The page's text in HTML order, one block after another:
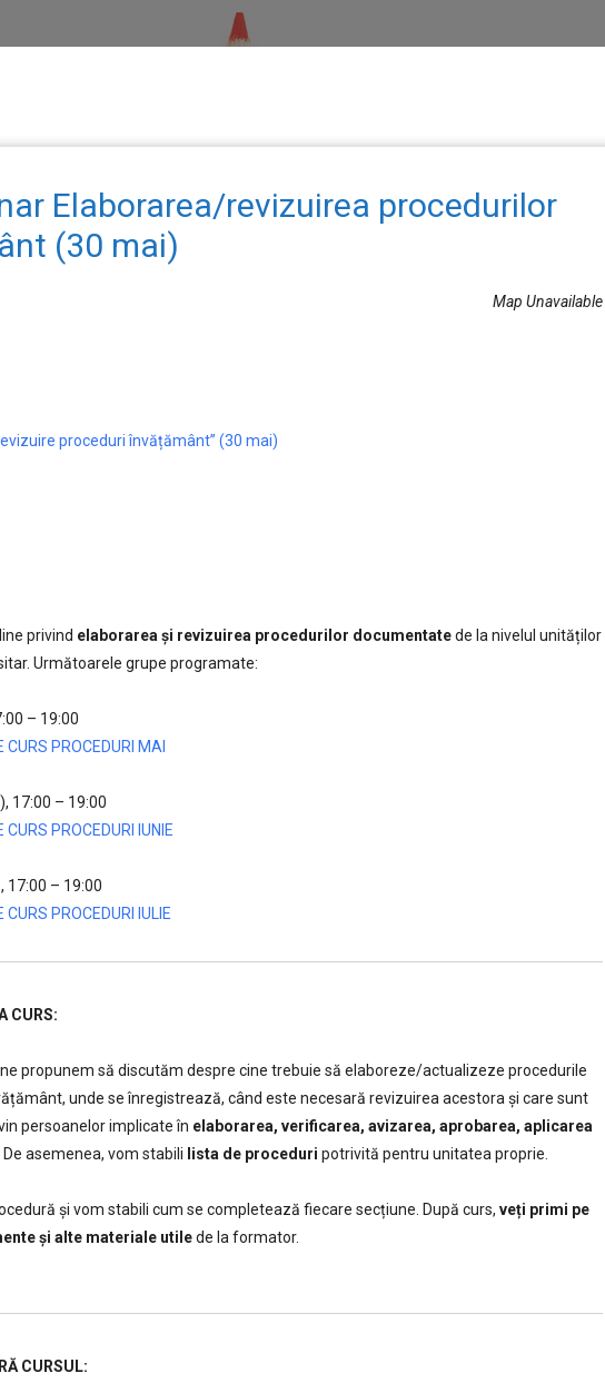
Elaborarea/revizuirea procedurilor
(30 mai)
Map Unavailable
proceduri învățământ” (30 mai)
privind elaborarea și revizuirea procedurilor documentatede la nivelul unităților
Următoarele grupe programate:
– 19:00
CURS PROCEDURI MAI
17:00 – 19:00
CURS PROCEDURI IUNIE
17:00 – 19:00
CURS PROCEDURI IULIE
CURS:
propunem să discutăm despre cine trebuie să elaboreze/actualizeze procedurile
unde se înregistrează, când este necesară revizuirea acestora și care sunt
persoanelor implicate în elaborarea, verificarea, avizarea, aprobarea, aplicarea
asemenea, vom stabili lista de proceduri potrivită pentru unitatea proprie.
și vom stabili cum se completează fiecare secțiune. După curs, veți primi pe
și alte materiale utilede la formator.
CURSUL: